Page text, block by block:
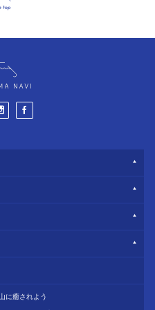
に癒されよう